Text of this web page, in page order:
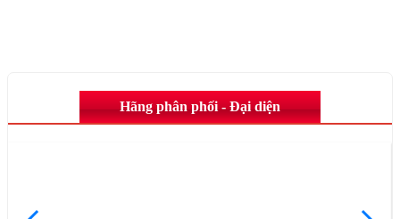
Hãng phân phối - Đại diện